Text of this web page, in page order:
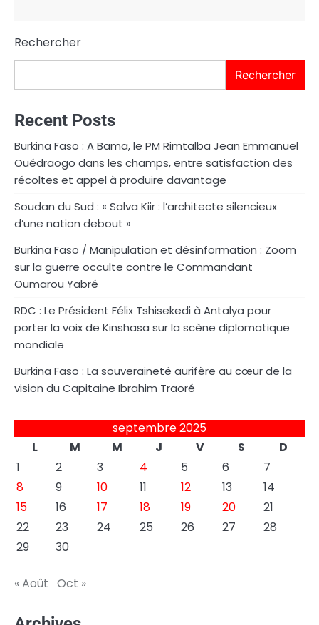
Rechercher
Rechercher
Recent Posts
Burkina Faso : A Bama, le PM Rimtalba Jean Emmanuel
Ouédraogo dans les champs, entre satisfaction des
récoltes et appel à produire davantage
Soudan du Sud : « Salva Kiir : l’architecte silencieux
d’une nation debout »
Burkina Faso / Manipulation et désinformation : Zoom
sur la guerre occulte contre le Commandant
Oumarou Yabré
RDC : Le Président Félix Tshisekedi à Antalya pour
porter la voix de Kinshasa sur la scène diplomatique
mondiale
Burkina Faso : La souveraineté aurifère au cœur de la
vision du Capitaine Ibrahim Traoré
septembre 2025
L
M M J V S
D
1
2 3 4 5 6
7
8
9 10 11 12 13
14
15
16 17 18 19 20
21
22
23 24 25 26 27
28
29
30
« Août Oct »